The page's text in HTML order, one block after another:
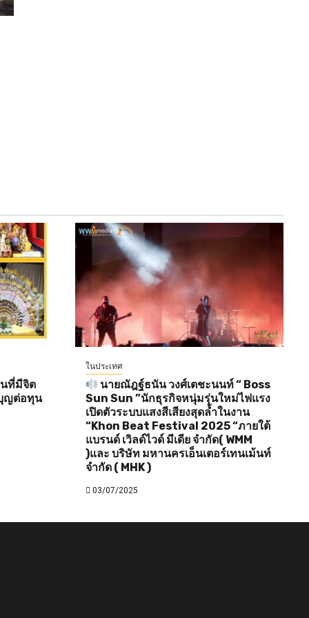
ที่มีจิต
ญต่อทุน
ในประเทศ
นายณัฎฐ์ธนัน วงศ์เตชะนนท์ “ Boss
Sun Sun ”นักธุรกิจหนุ่มรุ่นใหม่ไฟแรง
เปิดตัวระบบแสงสีเสียงสุดล้ำในงาน
“Khon Beat Festival 2025 “ภายใต้
แบรนด์ เวิลด์ไวด์ มีเดีย จำกัด( WMM
)และ บริษัท มหานครเอ็นเตอร์เทนเม้นท์
จำกัด ( MHK )
03/07/2025